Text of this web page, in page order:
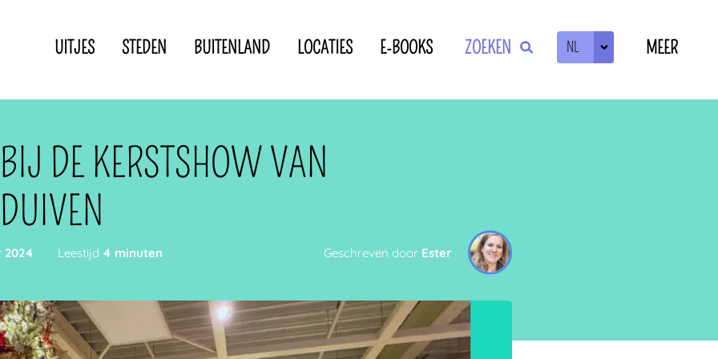
UITJES STEDEN BUITENLAND LOCATIES E-BOOKS ZOEKEN NL MEER
Privacyverklaring
DE KERSTSHOW VAN
2024 Leestijd 4 minuten Geschreven door Ester